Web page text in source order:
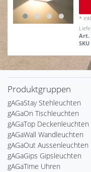
*
Art.
SKU
Produktgruppen
gAGaStay Stehleuchten
gAGaOn Tischleuchten
gAGaTop Deckenleuchten
gAGaWall Wandleuchten
gAGaOut Aussenleuchten
gAGaGips Gipsleuchten
gAGaTime Uhren